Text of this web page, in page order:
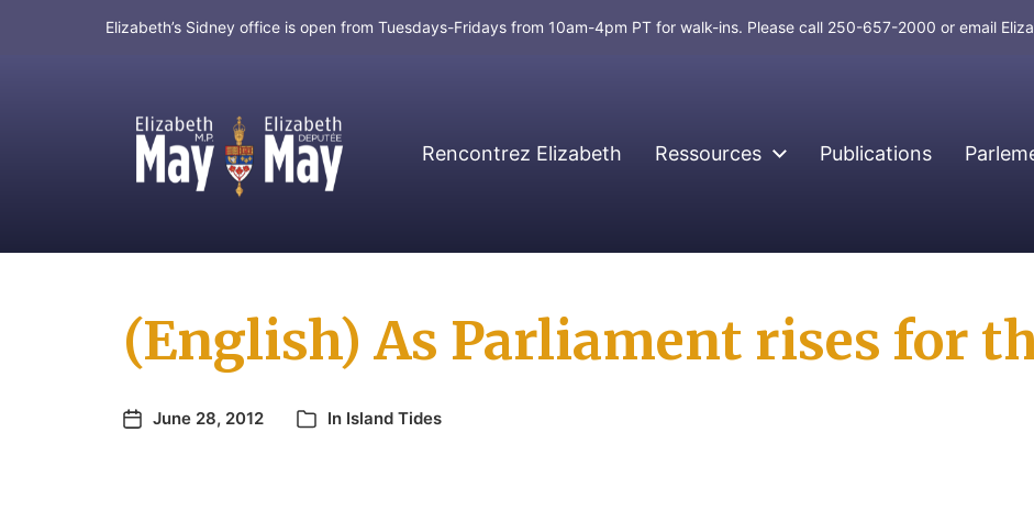
Elizabeth’s Sidney office is open from Tuesdays-Fridays from 10am-4pm PT for walk-ins. Please call 250-657-2000 or email
MP for Saanich and Gulf Islands Rencontrez Elizabeth Ressources Publications
(English) As Parliament rises for
June 28, 2012 In Island Tides